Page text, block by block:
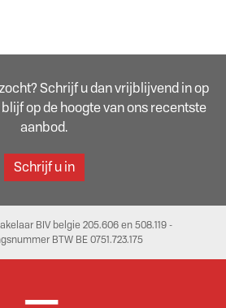
Schrijf u dan vrijblijvend in op
op de hoogte van ons recentste
aanbod.
Schrijf u in
BIV belgie 205.606 en 508.119 -
BTW BE 0751.723.175